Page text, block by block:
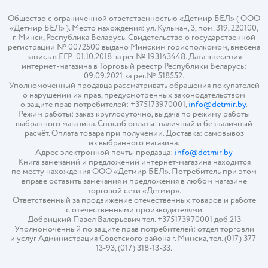
Общество с ограниченной ответственностью «Детмир БЕЛ» ( ООО
«Детмир БЕЛ» ). Место нахождения: ул. Кульман, 3, пом. 319, 220100,
г. Минск, Республика Беларусь. Свидетельство о государственной
регистрации № 0072500 выдано Минским горисполкомом, внесена
запись в ЕГР 01.10.2018 за рег.№ 193143448. Дата внесения
интернет-магазина в Торговый реестр Республики Беларусь:
09.09.2021 за рег.№ 518552.
Уполномоченный продавца рассматривать обращения покупателей
о нарушении их прав, предусмотренных законодательством
о защите прав потребителей: +375173970001,info@detmir.by.
Режим работы: заказ круглосуточно, выдача по режиму работы
выбранного магазина. Способ оплаты: наличный и безналичный
расчёт. Оплата товара при получении. Доставка: самовывоз
из выбранного магазина.
Адрес электронной почты продавца: info@detmir.by
Книга замечаний и предложений интернет-магазина находится
по месту нахождения ООО «Детмир БЕЛ». Потребитель при этом
вправе оставить замечания и предложения в любом магазине
торговой сети «Детмир».
Ответственный за продвижение отечественных товаров и работе
с отечественными производителями
Добрицкий Павел Валерьевич тел. +375173970001 доб.213
Уполномоченный по защите прав потребителей: отдел торговли
и услуг Администрация Советского района г. Минска, тел. (017) 377-
13-93, (017) 318-13-33.